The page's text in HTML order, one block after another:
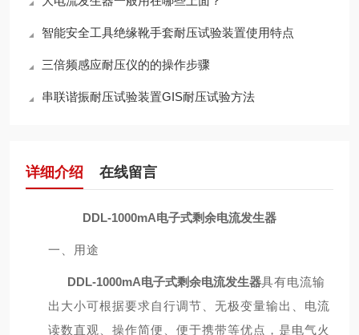
智能安全工具绝缘靴手套耐压试验装置使用特点
三倍频感应耐压仪的的操作步骤
串联谐振耐压试验装置GIS耐压试验方法
详细介绍 在线留言
DDL-1000mA电子式剩余电流发生器
一、用途
DDL-1000mA电子式剩余电流发生器具有电流输
出大小可根据要求自行调节、无极变量输出、电流
读数直观、操作简便、便于携带等优点，是电气火